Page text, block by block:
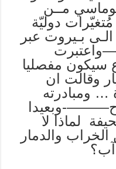
مــن
دوليّة
بـيروت عبر
سيكون مفصليا
وقالت ان
… ومبادرته
وبعيدا
لماذا لا
والدمار